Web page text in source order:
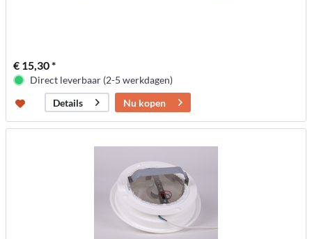
€ 15,30 *
Direct leverbaar (2-5 werkdagen)
Details
Nu kopen